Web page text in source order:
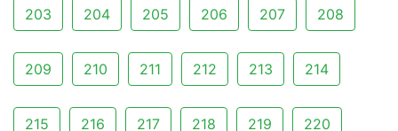
203 204 205 206 207 208
209 210 211 212 213 214
215 216 217 218 219 220